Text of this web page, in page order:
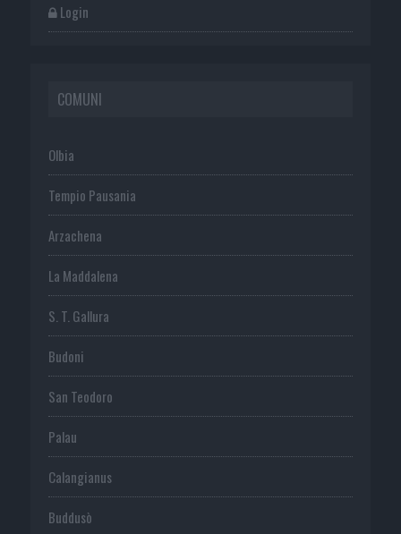
Login
COMUNI
Olbia
Tempio Pausania
Arzachena
La Maddalena
S. T. Gallura
Budoni
San Teodoro
Palau
Calangianus
Buddusò